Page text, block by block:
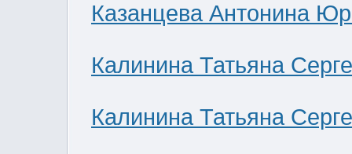
Казанцева Антонина
Калинина Татьяна
Калинина Татьяна